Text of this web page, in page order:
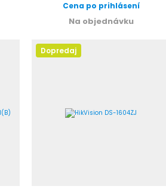
Cena po prihlásení
Na objednávku
Dopredaj